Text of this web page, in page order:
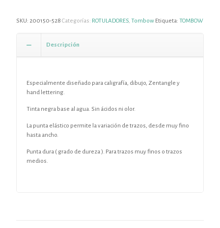
SKU: 200150-528 Categorías: ROTULADORES Tombow Etiqueta: TOMBOW
Descripción
Especialmente diseñado para caligrafía, dibujo, Zentangle y
hand lettering.
Tinta negra base al agua. Sin ácidos ni olor.
La punta elástico permite la variación de trazos, desde muy fino
hasta ancho.
Punta dura ( grado de dureza ). Para trazos muy finos o trazos
medios.